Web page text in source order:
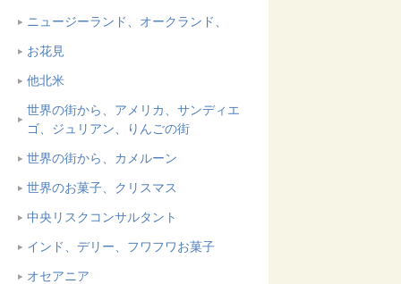
ニュージーランド、オークランド、
お花見
他北米
世界の街から、アメリカ、サンディエ
ゴ、ジュリアン、りんごの街
世界の街から、カメルーン
世界のお菓子、クリスマス
中央リスクコンサルタント
インド、デリー、フワフワお菓子
オセアニア